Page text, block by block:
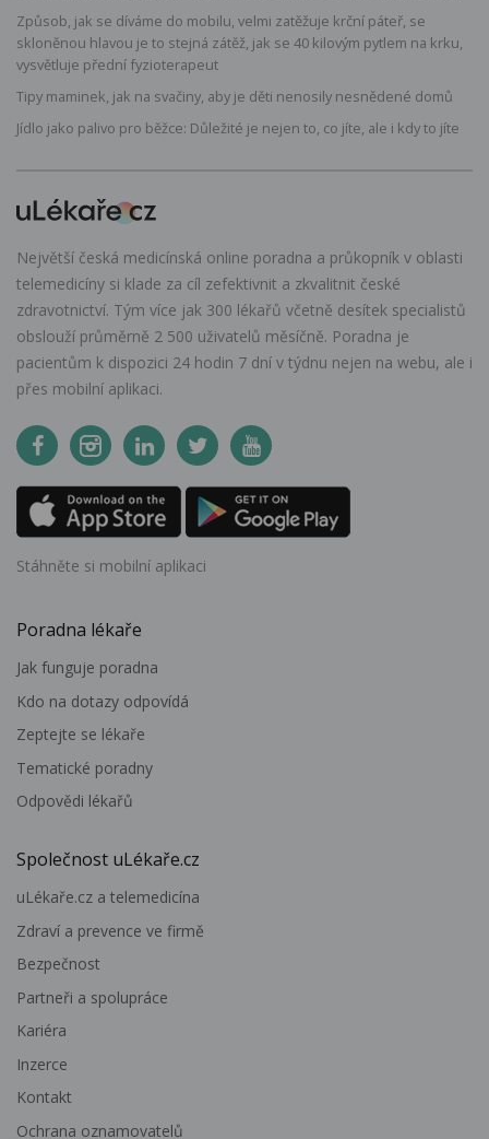
Způsob, jak se díváme do mobilu, velmi zatěžuje krční páteř, se
skloněnou hlavou je to stejná zátěž, jak se 40 kilovým pytlem na krku,
vysvětluje přední fyzioterapeut
Tipy maminek, jak na svačiny, aby je děti nenosily nesnědené domů
Jídlo jako palivo pro běžce: Důležité je nejen to, co jíte, ale i kdy to jíte
Největší česká medicínská online poradna a průkopník v oblasti
telemedicíny si klade za cíl zefektivnit a zkvalitnit české
zdravotnictví. Tým více jak 300 lékařů včetně desítek specialistů
obslouží průměrně 2 500 uživatelů měsíčně. Poradna je
pacientům k dispozici 24 hodin 7 dní v týdnu nejen na webu, ale i
přes mobilní aplikaci.
Stáhněte si mobilní aplikaci
Poradna lékaře
Jak funguje poradna
Kdo na dotazy odpovídá
Zeptejte se lékaře
Tematické poradny
Odpovědi lékařů
Společnost uLékaře.cz
uLékaře.cz a telemedicína
Zdraví a prevence ve firmě
Bezpečnost
Partneři a spolupráce
Kariéra
Inzerce
Kontakt
Ochrana oznamovatelů